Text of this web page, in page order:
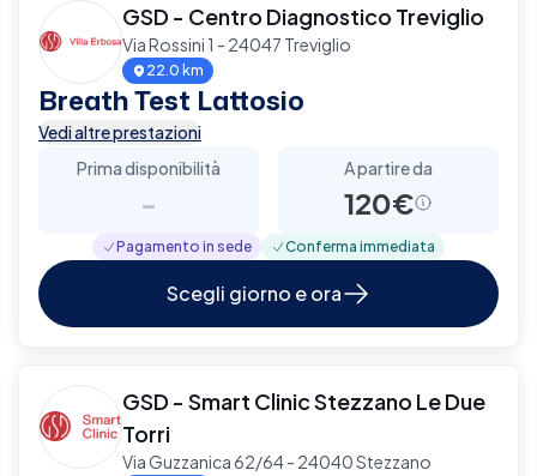
GSD - Centro Diagnostico Treviglio
Via Rossini 1 - 24047 Treviglio
22.0 km
Breath Test Lattosio
Vedi altre prestazioni
Prima disponibilità
-
A partire da
120€
Pagamento in sede Conferma immediata
Scegli giorno e ora
GSD - Smart Clinic Stezzano Le Due
Torri
Via Guzzanica 62/64 - 24040 Stezzano